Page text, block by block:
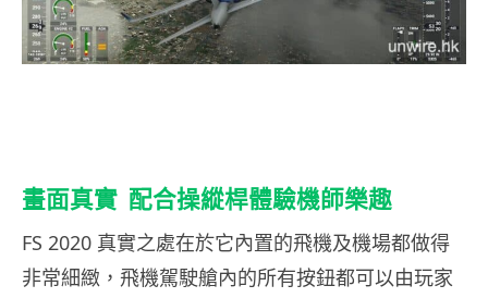
畫面真實 配合操縱桿體驗機師樂趣
FS 2020 真實之處在於它內置的飛機及機場都做得
非常細緻，飛機駕駛艙內的所有按鈕都可以由玩家